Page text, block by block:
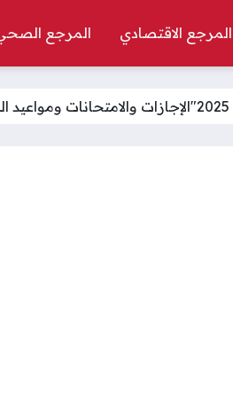
المرجع الاقتصادي المرجع